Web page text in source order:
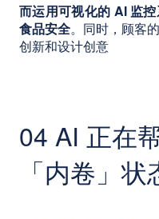
而运用可视化的 AI 监
食品安全。同时，顾客
创新和设计创意
04 AI 正在
「内卷」状